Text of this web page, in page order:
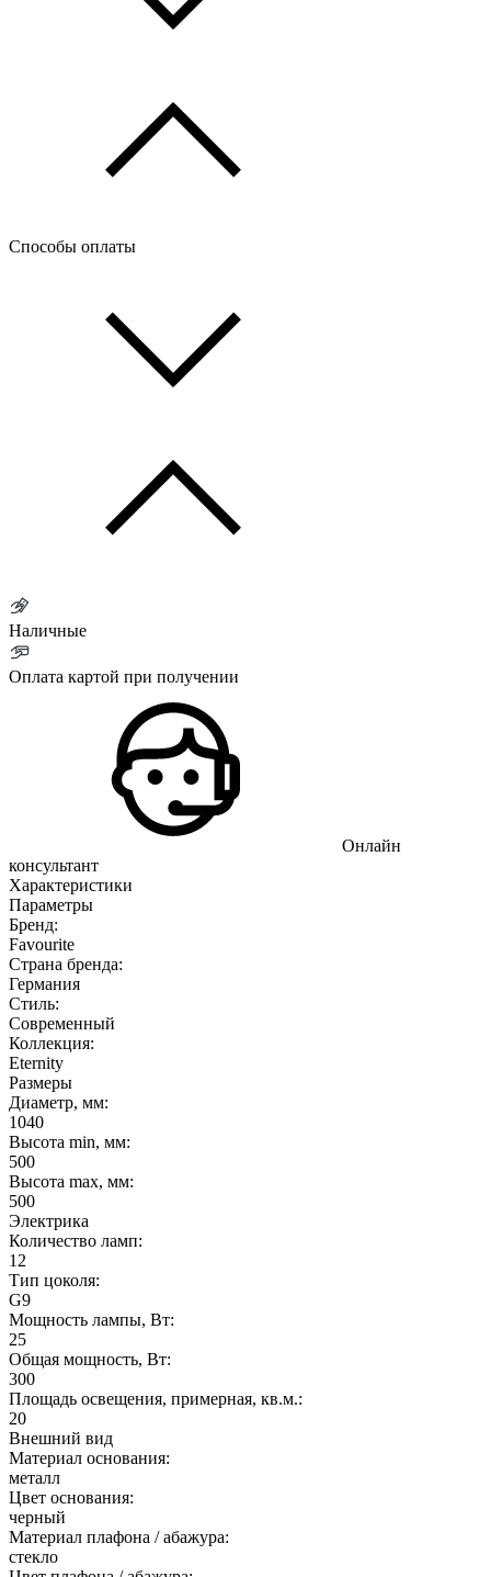
Способы оплаты
Наличные
Оплата картой при получении
Онлайн
консультант
Характеристики
Параметры
Бренд:
Favourite
Страна бренда:
Германия
Стиль:
Современный
Коллекция:
Eternity
Размеры
Диаметр, мм:
1040
Высота min, мм:
500
Высота max, мм:
500
Электрика
Количество ламп:
12
Тип цоколя:
G9
Мощность лампы, Вт:
25
Общая мощность, Вт:
300
Площадь освещения, примерная, кв.м.:
20
Внешний вид
Материал основания:
металл
Цвет основания:
черный
Материал плафона / абажура:
стекло